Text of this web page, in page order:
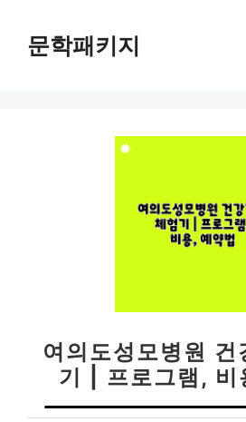
문학패키지
여의도성모병원 건
기 | 프로그램, 비